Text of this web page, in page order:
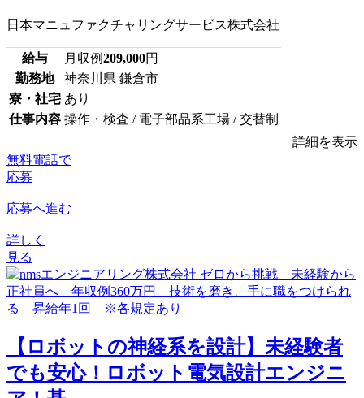
日本マニュファクチャリングサービス株式会社
給与 月収例209,000円
勤務地
神奈川県 鎌倉市
寮・社宅 あり
仕事内容 操作・検査 / 電子部品系工場 / 交替制
詳細を表示
無料電話で
応募
応募へ進む
詳しく
見る
【ロボットの神経系を設計】未経験者
でも安心！ロボット電気設計エンジニ